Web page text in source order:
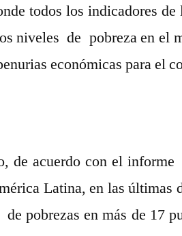
todos los indicadores
niveles de pobreza en el
económicas para el
de acuerdo con el
Latina, en las últimas
pobrezas en más de 17